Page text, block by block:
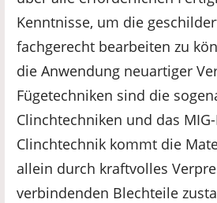
Kenntnisse, um die
fachgerecht bearbeiten zu
die Anwendung neuartiger
Fügetechniken sind die
Clinchtechniken und das
Clinchtechnik kommt die
allein durch kraftvolles
verbindenden Blechteile